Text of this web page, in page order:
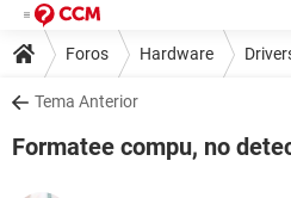
Foros Hardware
Tema Anterior
Formatee compu, no